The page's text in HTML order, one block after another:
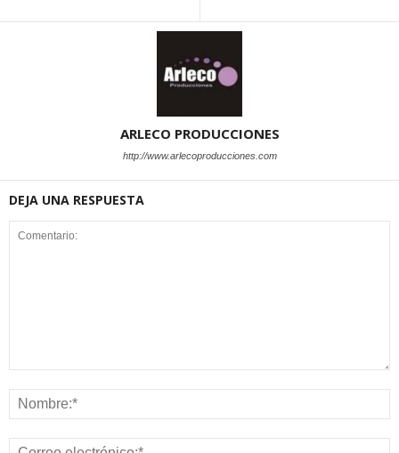
ARLECO PRODUCCIONES
http://www.arlecoproducciones.com
DEJA UNA RESPUESTA